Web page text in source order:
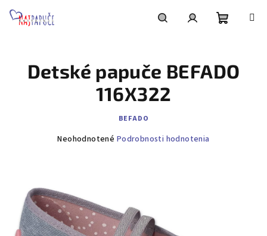
košík
Detské papuče BEFADO
116X322
BEFADO
Priemerné
z
5
hviezdičiek.
Neohodnotené Podrobnosti hodnotenia